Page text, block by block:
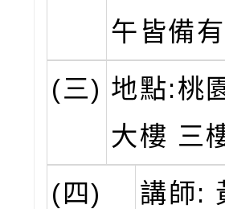
午皆備
(三) 地點:桃
大樓 三
(四)
講師: